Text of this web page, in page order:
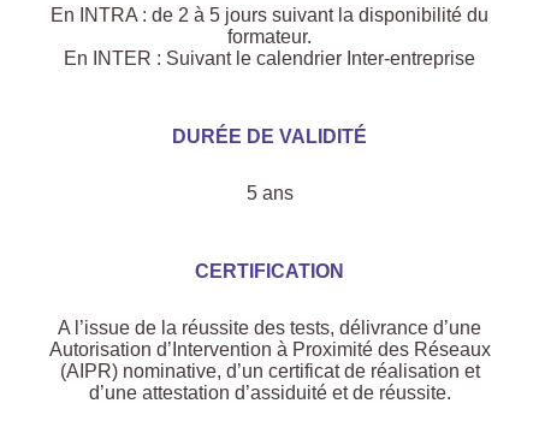
En INTRA : de 2 à 5 jours suivant la disponibilité du
formateur.
En INTER : Suivant le calendrier Inter-entreprise
DURÉE DE VALIDITÉ
5 ans
CERTIFICATION
A l’issue de la réussite des tests, délivrance d’une
Autorisation d’Intervention à Proximité des Réseaux
(AIPR) nominative, d’un certificat de réalisation et
d’une attestation d’assiduité et de réussite.